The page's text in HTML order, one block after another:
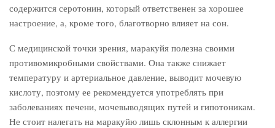
содержится серотонин, который ответственен за хорошее
настроение, а, кроме того, благотворно влияет на сон.
С медицинской точки зрения, маракуйя полезна своими
противомикробными свойствами. Она также снижает
температуру и артериальное давление, выводит мочевую
кислоту, поэтому ее рекомендуется употреблять при
заболеваниях печени, мочевыводящих путей и гипотоникам.
Не стоит налегать на маракуйю лишь склонным к аллергии